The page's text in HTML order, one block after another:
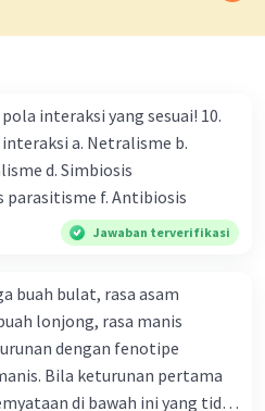
interaksi yang sesuai! 10.
d. Simbiosis
parasitisme f. Antibiosis
Jawaban terverifikasi
buah bulat, rasa asam
lonjong, rasa manis
dengan fenotipe
Bila keturunan pertama